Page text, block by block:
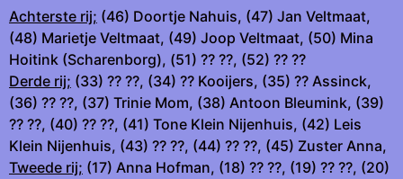
Achterste rij; (46) Doortje Nahuis, (47) Jan Veltmaat,
(48) Marietje Veltmaat, (49) Joop Veltmaat, (50) Mina
Hoitink (Scharenborg), (51) ?? ??, (52) ?? ??
Derde rij; (33) ?? ??, (34) ?? Kooijers, (35) ?? Assinck,
(36) ?? ??, (37) Trinie Mom, (38) Antoon Bleumink, (39)
?? ??, (40) ?? ??, (41) Tone Klein Nijenhuis, (42) Leis
Klein Nijenhuis, (43) ?? ??, (44) ?? ??, (45) Zuster Anna,
Tweede rij; (17) Anna Hofman, (18) ?? ??, (19) ?? ??, (20)